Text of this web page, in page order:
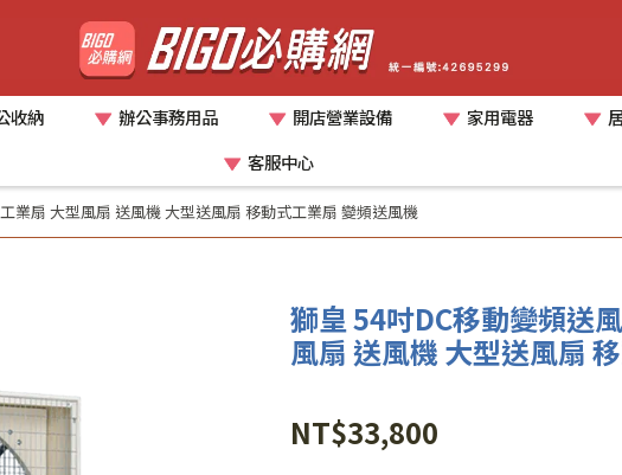
收納 辦公事務用品 開店營業設備 家用電器
客服中心
業扇 大型風扇 送風機 大型送風扇 移動式工業扇 變頻送風機
獅皇 54吋DC移動變頻送
風扇 送風機 大型送風扇
NT$33,800